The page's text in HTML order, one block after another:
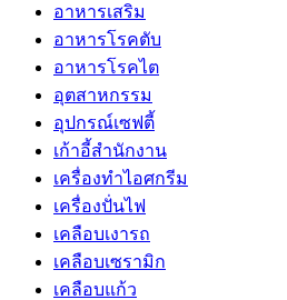
อาหารเสริม
อาหารโรคตับ
อาหารโรคไต
อุตสาหกรรม
อุปกรณ์เซฟตี้
เก้าอี้สำนักงาน
เครื่องทำไอศกรีม
เครื่องปั่นไฟ
เคลือบเงารถ
เคลือบเซรามิก
เคลือบแก้ว